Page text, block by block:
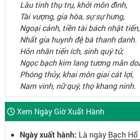
Lâu tinh thụ trụ, khởi môn đình,
Tài vượng, gia hòa, sự sự hưng,
Ngoại cảnh, tiền tài bách nhật tiến,
Nhất gia huynh đệ bá thanh danh.
Hôn nhân tiến ích, sinh quý tử,
Ngọc bạch kim lang tương mãn
Phóng thủy, khai môn giai cát lợi,
Nam vinh, nữ quý, thọ khang ninh.
Xem Ngày Giờ Xuất Hành
Ngày xuất hành: Là ngày Bạch Hổ